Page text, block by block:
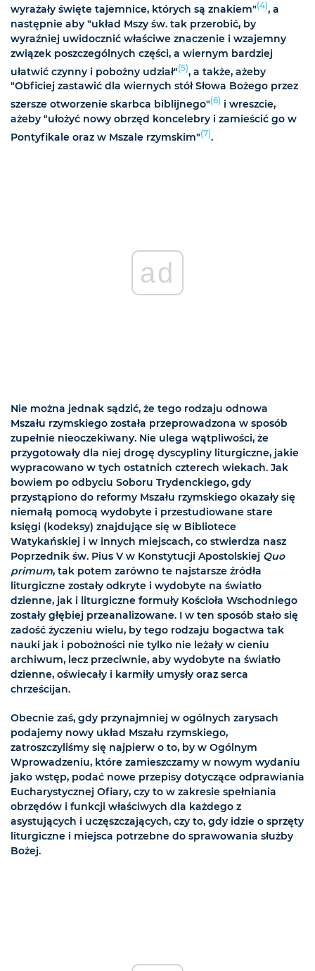
wyrażały święte tajemnice, których są znakiem"(4), a
następnie aby "układ Mszy św. tak przerobić, by
wyraźniej uwidocznić właściwe znaczenie i wzajemny
związek poszczególnych części, a wiernym bardziej
ułatwić czynny i pobożny udział"(5), a także, ażeby
"Obficiej zastawić dla wiernych stół Słowa Bożego przez
szersze otworzenie skarbca biblijnego"(6) i wreszcie,
ażeby "ułożyć nowy obrzęd koncelebry i zamieścić go w
Pontyfikale oraz w Mszale rzymskim"(7).
ad
Nie można jednak sądzić, że tego rodzaju odnowa
Mszału rzymskiego została przeprowadzona w sposób
zupełnie nieoczekiwany. Nie ulega wątpliwości, że
przygotowały dla niej drogę dyscypliny liturgiczne, jakie
wypracowano w tych ostatnich czterech wiekach. Jak
bowiem po odbyciu Soboru Trydenckiego, gdy
przystąpiono do reformy Mszału rzymskiego okazały się
niemałą pomocą wydobyte i przestudiowane stare
księgi (kodeksy) znajdujące się w Bibliotece
Watykańskiej i w innych miejscach, co stwierdza nasz
Poprzednik św. Pius V w Konstytucji Apostolskiej Quo
primum, tak potem zarówno te najstarsze źródła
liturgiczne zostały odkryte i wydobyte na światło
dzienne, jak i liturgiczne formuły Kościoła Wschodniego
zostały głębiej przeanalizowane. I w ten sposób stało się
zadość życzeniu wielu, by tego rodzaju bogactwa tak
nauki jak i pobożności nie tylko nie leżały w cieniu
archiwum, lecz przeciwnie, aby wydobyte na światło
dzienne, oświecały i karmiły umysły oraz serca
chrześcijan.
Obecnie zaś, gdy przynajmniej w ogólnych zarysach
podajemy nowy układ Mszału rzymskiego,
zatroszczyliśmy się najpierw o to, by w Ogólnym
Wprowadzeniu, które zamieszczamy w nowym wydaniu
jako wstęp, podać nowe przepisy dotyczące odprawiania
Eucharystycznej Ofiary, czy to w zakresie spełniania
obrzędów i funkcji właściwych dla każdego z
asystujących i uczęszczających, czy to, gdy idzie o sprzęty
liturgiczne i miejsca potrzebne do sprawowania służby
Bożej.